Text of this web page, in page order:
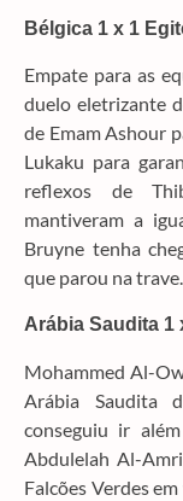
Bélgica 1 x 1
Empate para as
duelo eletrizante
de Emam Ashour
Lukaku para
reflexos de
mantiveram a
Bruyne tenha
que parou na trave.
Arábia Saudita 1
Mohammed Al-
Arábia Saudita
conseguiu ir
Abdulelah Al-
Falcões Verdes